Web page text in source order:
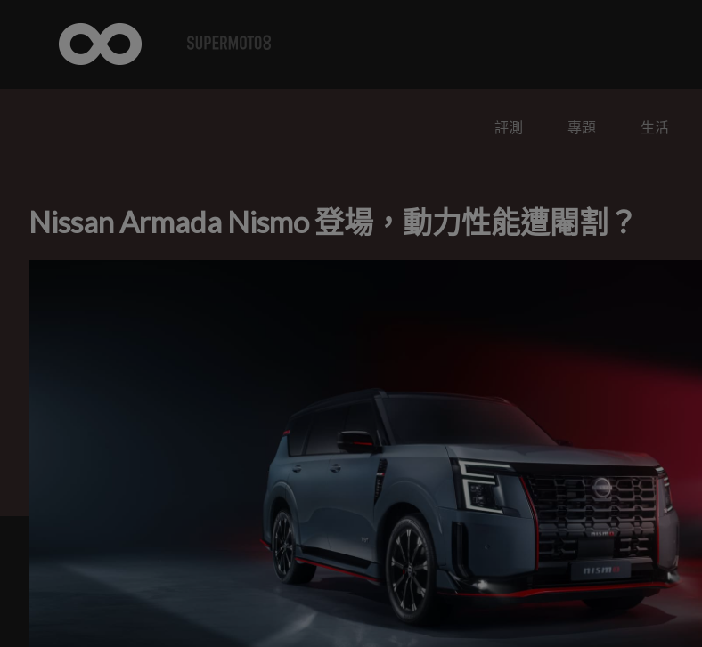
評測 專題 生活
Nissan Armada Nismo 登場，動力性能遭閹割？